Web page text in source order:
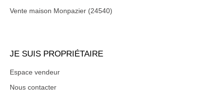
Vente maison Monpazier (24540)
JE SUIS PROPRIÉTAIRE
Espace vendeur
Nous contacter